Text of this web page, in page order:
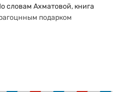
словам Ахматовой, книга
подарком